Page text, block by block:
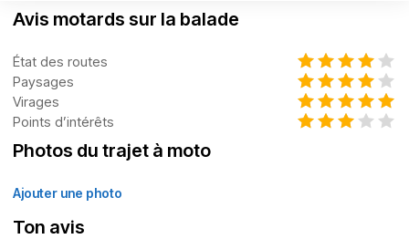
Avis motards sur la balade
État des routes
Paysages
Virages
Points d’intérêts
Photos du trajet à moto
Ajouter une photo
Ton avis